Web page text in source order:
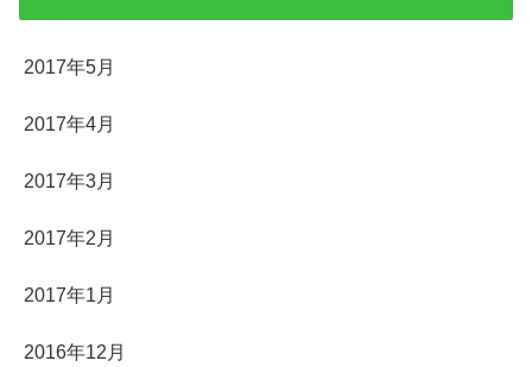
2017年5月
2017年4月
2017年3月
2017年2月
2017年1月
2016年12月